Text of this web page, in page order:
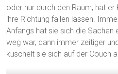
oder nur durch den Raum, hat
ihre Richtung fallen lassen.
Anfangs hat sie sich die Sachen
weg war, dann immer zeitiger
kuschelt sie sich auf der Couch